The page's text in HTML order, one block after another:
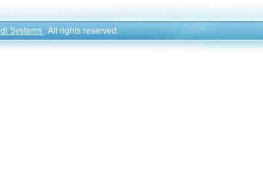
Systems. All rights reserved.